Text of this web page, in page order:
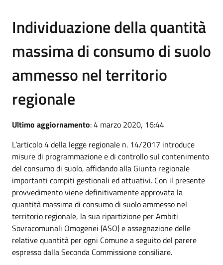
Individuazione della quantità
massima di consumo di suolo
ammesso nel territorio
regionale
Ultimo aggiornamento: 4 marzo 2020, 16:44
L’articolo 4 della legge regionale n. 14/2017 introduce
misure di programmazione e di controllo sul contenimento
del consumo di suolo, affidando alla Giunta regionale
importanti compiti gestionali ed attuativi. Con il presente
provvedimento viene definitivamente approvata la
quantità massima di consumo di suolo ammesso nel
territorio regionale, la sua ripartizione per Ambiti
Sovracomunali Omogenei (ASO) e assegnazione delle
relative quantità per ogni Comune a seguito del parere
espresso dalla Seconda Commissione consiliare.